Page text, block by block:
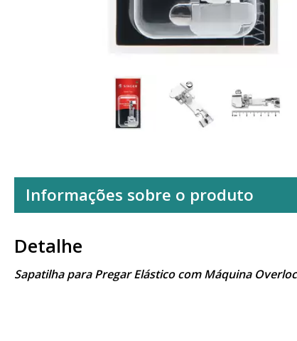
Informações sobre o produto
Detalhe
Sapatilha para Pregar Elástico com Máquina